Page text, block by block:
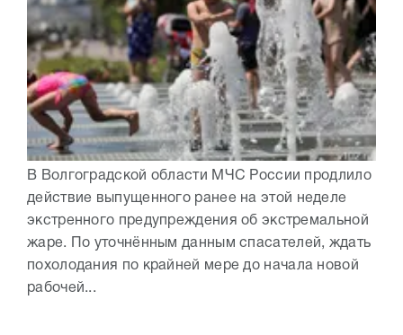
В Волгоградской области МЧС России продлило
действие выпущенного ранее на этой неделе
экстренного предупреждения об экстремальной
жаре. По уточнённым данным спасателей, ждать
похолодания по крайней мере до начала новой
рабочей...